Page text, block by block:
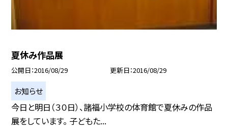
夏休み作品展
公開日 2016/08/29 更新日 2016/08/29
お知らせ
今日と明日（３０日）、諸福小学校の体育館で夏休みの作品
展をしています。 子どもた...